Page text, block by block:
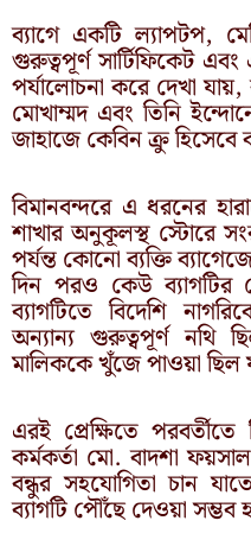
ব্যাগে একটি ল্যাপটপ,
গুরুত্বপূর্ণ সার্টিফিকেট
পর্যালোচনা করে দেখা
মোখাম্মদ এবং তিনি
জাহাজে কেবিন ক্রু হিসেবে
বিমানবন্দরে এ ধরনের
শাখার অনুকূলস্থ স্টোরে
পর্যন্ত কোনো ব্যক্তি
দিন পরও কেউ
ব্যাগটিতে বিদেশি
অন্যান্য গুরুত্বপূর্ণ নথি
মালিককে খুঁজে পাওয়া ছিল
এরই প্রেক্ষিতে
কর্মকর্তা মো. বাদশা
বন্ধুর সহযোগিতা চান
ব্যাগটি পৌঁছে দেওয়া সম্ভব